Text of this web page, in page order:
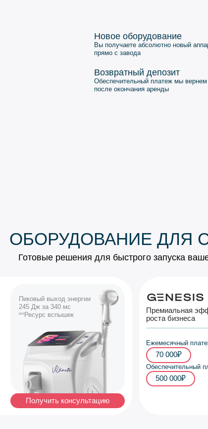
Новое оборудование
Вы получаете абсолютно новый
прямо с завода
Возвратный депозит
Обеспечительный платеж мы вернем
после окончания аренды
ОБОРУДОВАНИЕ ДЛЯ
Готовые решения для быстрого запуска
Пиковый выход энергии
245 Дж за 340 мс
Ресурс вспышек
Получить консультацию
Премиальная
роста бизнеса
Ежемесячный
70 000₽
Обеспечительный
500 000₽